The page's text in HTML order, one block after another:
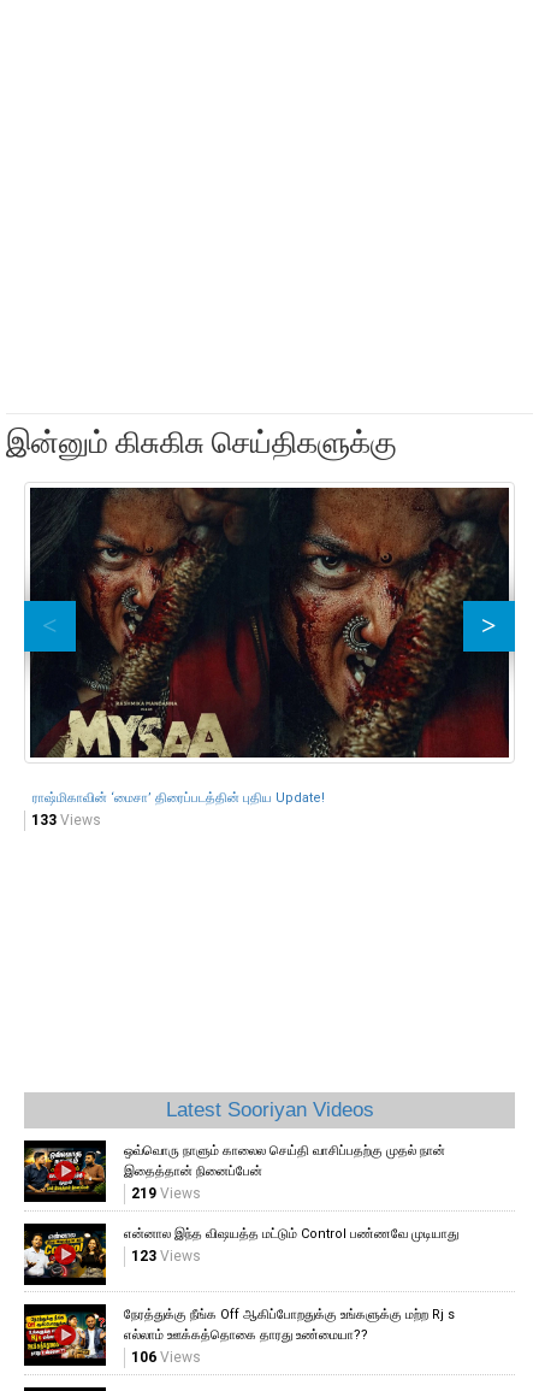
இன்னும் கிசுகிசு செய்திகளுக்கு
ராஷ்மிகாவின் ‘மைசா’ திரைப்படத்தின் புதிய Update!
133 Views
Latest Sooriyan Videos
ஒவ்வொரு நாளும் காலைல செய்தி வாசிப்பதற்கு முதல் நான்
இதைத்தான் நினைப்பேன்
219Views
என்னால இந்த விஷயத்த மட்டும் Control பண்ணவே முடியாது
123Views
நேரத்துக்கு நீங்க Off ஆகிப்போறதுக்கு உங்களுக்கு மற்ற Rj s
எல்லாம் ஊக்கத்தொகை தாரது உண்மையா??
106Views